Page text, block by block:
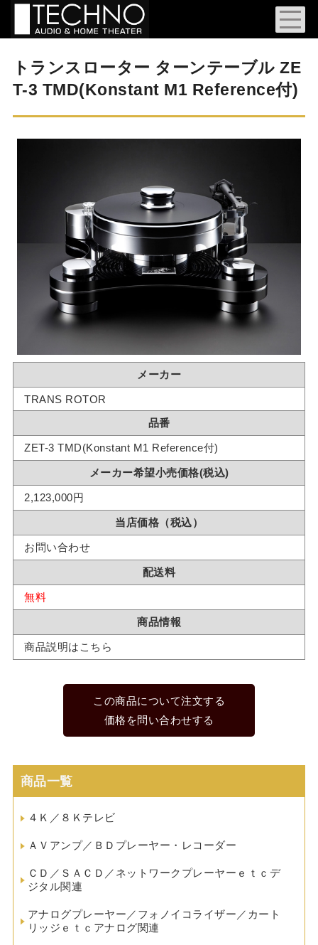
トランスローター ターンテーブル ZE
T-3 TMD(Konstant M1 Reference付)
メーカー
TRANS ROTOR
品番
ZET-3 TMD(Konstant M1 Reference付)
メーカー希望小売価格(税込)
2,123,000円
当店価格（税込）
お問い合わせ
配送料
無料
商品情報
商品説明はこちら
この商品について注文する
価格を問い合わせする
商品一覧
４Ｋ／８Ｋテレビ
ＡＶアンプ／ＢＤプレーヤー・レコーダー
ＣＤ／ＳＡＣＤ／ネットワークプレーヤーｅｔｃデ
ジタル関連
アナログプレーヤー／フォノイコライザー／カート
リッジｅｔｃアナログ関連